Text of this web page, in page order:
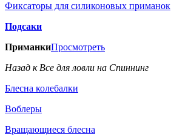
Фиксаторы для силиконовых приманок
Подсаки
ПриманкиПросмотреть
Назад к Все для ловли на Спиннинг
Блесна колебалки
Воблеры
Вращающиеся блесна